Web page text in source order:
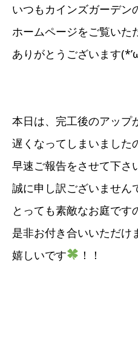
いつもカインズガーデン
ホームページをご覧いた
ありがとうございます
本日は、完工後のアップ
遅くなってしまいました
早速ご報告をさせて下さ
誠に申し訳ございません
とっても素敵なお庭です
是非お付き合いいただけ
嬉しいです
！！